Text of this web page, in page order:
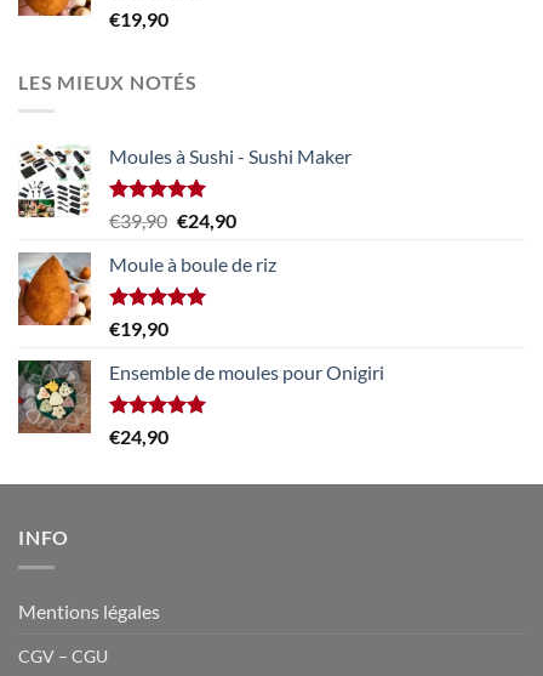
Note5.00
sur 5
€19,90
LES MIEUX NOTÉS
Moules à Sushi - Sushi Maker
Note5.00
sur 5
€39,90 Le
initial
était :
€24,90Le
actuel
Moule à boule de riz
Note5.00
sur 5
€19,90
Ensemble de moules pour Onigiri
Note5.00
sur 5
€24,90
INFO
Mentions légales
CGV – CGU